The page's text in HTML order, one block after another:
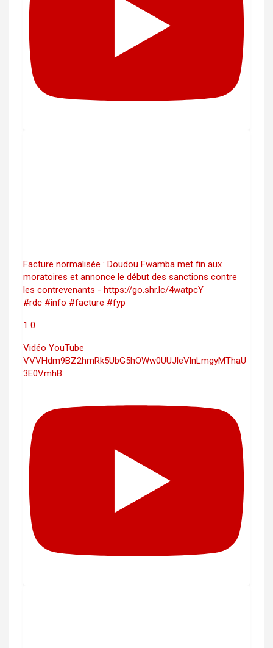
Facture normalisée : Doudou Fwamba met fin aux
moratoires et annonce le début des sanctions contre
les contrevenants - https://go.shr.lc/4watpcY
#rdc #info #facture #fyp
1 0
Vidéo YouTube
VVVHdm9BZ2hmRk5UbG5hOWw0UUJleVlnLmgyMThaU
3E0VmhB